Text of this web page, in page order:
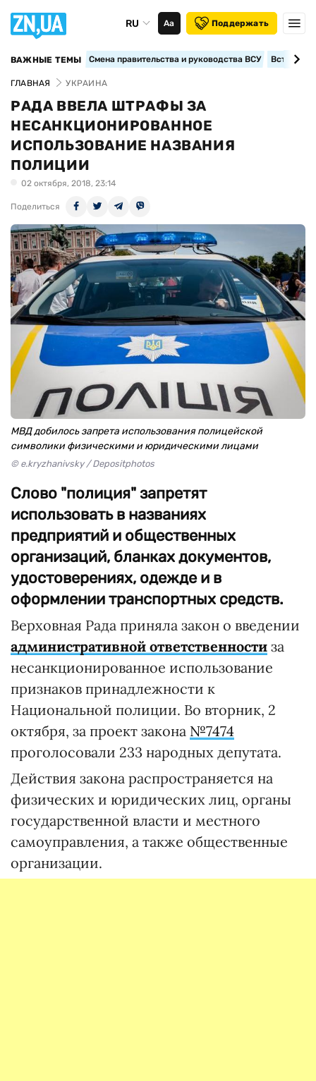
RU Аа Поддержать
ВАЖНЫЕ ТЕМЫ Смена правительства и руководства ВСУ
ГЛАВНАЯ УКРАИНА
РАДА ВВЕЛА ШТРАФЫ ЗА
НЕСАНКЦИОНИРОВАННОЕ
ИСПОЛЬЗОВАНИЕ НАЗВАНИЯ
ПОЛИЦИИ
02 октября, 2018, 23:14
Поделиться
МВД добилось запрета использования полицейской
символики физическими и юридическими лицами
© e.kryzhanivsky / Depositphotos
Слово "полиция" запретят
использовать в названиях
предприятий и общественных
организаций, бланках документов,
удостоверениях, одежде и в
оформлении транспортных средств.
Верховная Рада приняла закон о введении
административной ответственности за
несанкционированное использование
признаков принадлежности к
Национальной полиции. Во вторник, 2
октября, за проект закона №7474
проголосовали 233 народных депутата.
Действия закона распространяется на
физических и юридических лиц, органы
государственной власти и местного
самоуправления, а также общественные
организации.